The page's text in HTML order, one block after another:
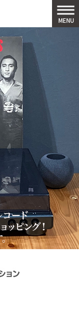
MENU